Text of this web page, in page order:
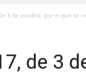
3 de octubre, por el que se
de 3